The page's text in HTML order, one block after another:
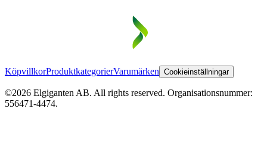
KöpvillkorProduktkategorierVarumärken Cookieinställningar
©2026 Elgiganten AB. All rights reserved. Organisationsnummer:
556471-4474.